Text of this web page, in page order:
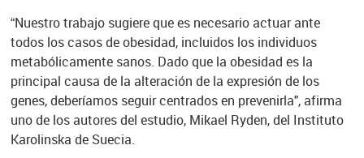
“Nuestro trabajo sugiere que es necesario actuar ante
todos los casos de obesidad, incluidos los individuos
metabólicamente sanos. Dado que la obesidad es la
principal causa de la alteración de la expresión de los
genes, deberíamos seguir centrados en prevenirla", afirma
uno de los autores del estudio, Mikael Ryden, del Instituto
Karolinska de Suecia.